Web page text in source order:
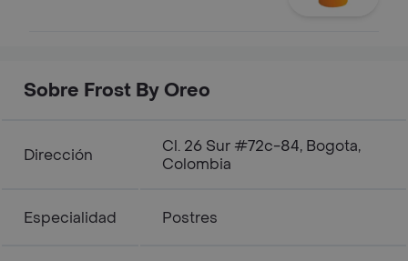
Sobre Frost By Oreo
Dirección
Cl. 26 Sur #72c-84, Bogota,
Colombia
Especialidad Postres